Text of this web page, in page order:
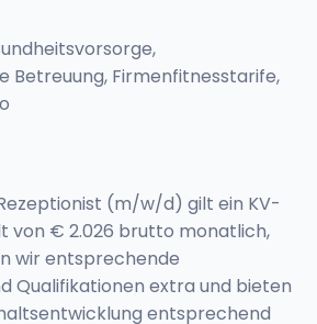
Betreuung, Firmenfitnesstarife,
(m/w/d) gilt ein KV-
von € 2.026 brutto monatlich,
wir entsprechende
Qualifikationen extra und bieten
entsprechend